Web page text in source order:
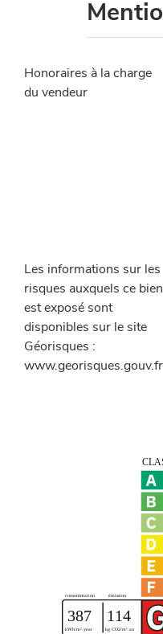
Honoraires à la charge
du vendeur
Les informations sur les
risques auxquels ce bien
est exposé sont
disponibles sur le site
Géorisques :
www.georisques.gouv.fr